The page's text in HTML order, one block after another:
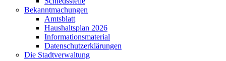
Bekanntmachungen
Amtsblatt
Haushaltsplan 2026
Informationsmaterial
Datenschutzerklärungen
Die Stadtverwaltung